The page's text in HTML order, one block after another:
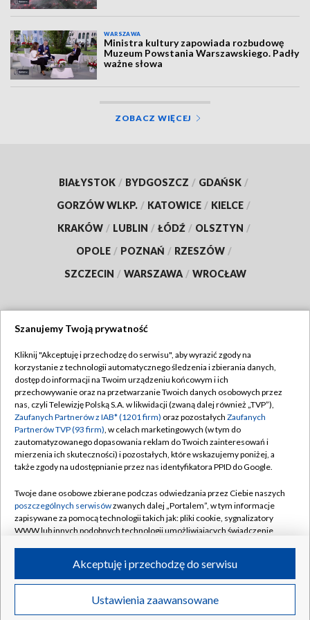
WARSZAWA
Ministra kultury zapowiada rozbudowę
Muzeum Powstania Warszawskiego. Padły
ważne słowa
ZOBACZ WIĘCEJ
BIAŁYSTOK / BYDGOSZCZ / GDAŃSK /
GORZÓW WLKP. / KATOWICE / KIELCE /
KRAKÓW / LUBLIN / ŁÓDŹ / OLSZTYN /
OPOLE / POZNAŃ / RZESZÓW /
SZCZECIN / WARSZAWA / WROCŁAW
TVP
Abonament TVP
Emisja w TVP
Centrum informacji TVP
Naziemna Telewizja Cyfrowa
Rada Programowa
System NOS
Informacje o nadawcy
Program dla prasy
Ogłoszenie przetargowe
Regulamin TVP
Polityka prywatności
Moje zgody
Pomoc
Kontakt
Kanały
©2026 Telewizja Polska S.A. w likwidacji
Szanujemy Twoją prywatność
Kliknij "Akceptuję i przechodzę do serwisu", aby wyrazić zgody na
korzystanie z technologii automatycznego śledzenia i zbierania danych,
dostęp do informacji na Twoim urządzeniu końcowym i ich
przechowywanie oraz na przetwarzanie Twoich danych osobowych przez
nas, czyli Telewizję Polską S.A. w likwidacji (zwaną dalej również „TVP”),
Zaufanych Partnerów z IAB* (1201 firm) oraz pozostałych Zaufanych
Partnerów TVP (93 firm), w celach marketingowych (w tym do
zautomatyzowanego dopasowania reklam do Twoich zainteresowań i
mierzenia ich skuteczności) i pozostałych, które wskazujemy poniżej, a
także zgody na udostępnianie przez nas identyfikatora PPID do Google.
Twoje dane osobowe zbierane podczas odwiedzania przez Ciebie naszych
poszczególnych serwisówzwanych dalej „Portalem”, w tym informacje
zapisywane za pomocą technologii takich jak: pliki cookie, sygnalizatory
WWW lub innych podobnych technologii umożliwiających świadczenie
ruchu w Internecie.
Twoje dane osobowe zbierane podczas odwiedzania przez Ciebie
poszczególnych serwisówna Portalu, takie jak adresy IP, identyfikatory
Ustawienia zaawansowane
Akceptuję i przechodzę do serwisu